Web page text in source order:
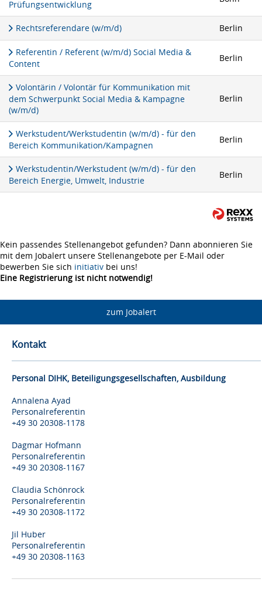
Prüfungsentwicklung
Rechtsreferendare (w/m/d) Berlin
Referentin / Referent (w/m/d) Social Media &
Content
Berlin
Volontärin / Volontär für Kommunikation mit
dem Schwerpunkt Social Media & Kampagne
(w/m/d)
Berlin
Werkstudent/Werkstudentin (w/m/d) - für den
Bereich Kommunikation/Kampagnen
Berlin
Werkstudentin/Werkstudent (w/m/d) - für den
Bereich Energie, Umwelt, Industrie
Berlin
Kein passendes Stellenangebot gefunden? Dann abonnieren Sie
mit dem Jobalert unsere Stellenangebote per E-Mail oder
bewerben Sie sich initiativ bei uns!
Eine Registrierung ist nicht notwendig!
zum Jobalert
Kontakt
Personal DIHK, Beteiligungsgesellschaften, Ausbildung
Annalena Ayad
Personalreferentin
+49 30 20308-1178
Dagmar Hofmann
Personalreferentin
+49 30 20308-1167
Claudia Schönrock
Personalreferentin
+49 30 20308-1172
Jil Huber
Personalreferentin
+49 30 20308-1163